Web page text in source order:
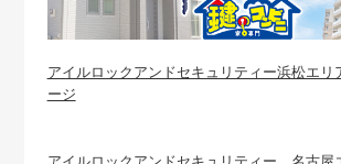
アイルロックアンドセキュリティー浜松エリ
ージ